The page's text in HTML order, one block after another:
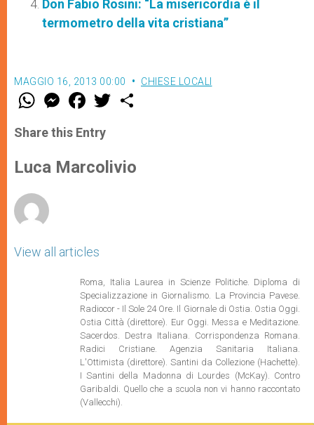
Don Fabio Rosini: “La misericordia è il
termometro della vita cristiana”
MAGGIO 16, 2013 00:00 CHIESE LOCALI
W
t
s
p
p
M
e
s
e
g
e
F
a
e
b
o
k
w
r
Share this Entry
Luca Marcolivio
View all articles
Roma, Italia Laurea in Scienze Politiche. Diploma di
Specializzazione in Giornalismo. La Provincia Pavese.
Radiocor - Il Sole 24 Ore. Il Giornale di Ostia. Ostia Oggi.
Ostia Città (direttore). Eur Oggi. Messa e Meditazione.
Sacerdos. Destra Italiana. Corrispondenza Romana.
Radici Cristiane. Agenzia Sanitaria Italiana.
L'Ottimista (direttore). Santini da Collezione (Hachette).
I Santini della Madonna di Lourdes (McKay). Contro
Garibaldi. Quello che a scuola non vi hanno raccontato
(Vallecchi).